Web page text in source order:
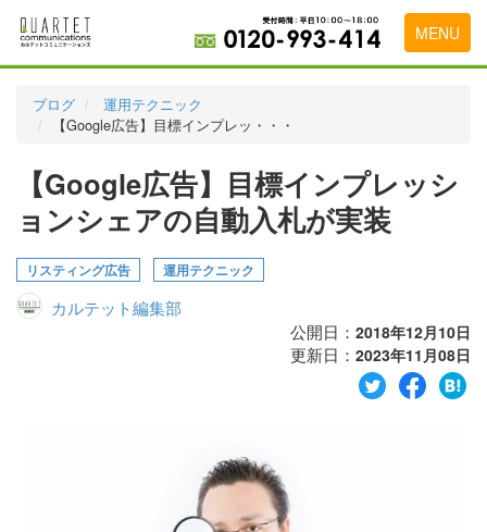
MENU
料金表
実績・お客様の声
初めて導入をお考えの方
代理店の乗り換えをお考えの方
広告代理店・HP制作会社様へ
ブログ
運用テクニック
【Google広告】目標インプレッ・・・
【Google広告】目標インプレッシ
ョンシェアの自動入札が実装
リスティング広告 運用テクニック
カルテット編集部
公開日： 2018年12月10日
更新日： 2023年11月08日